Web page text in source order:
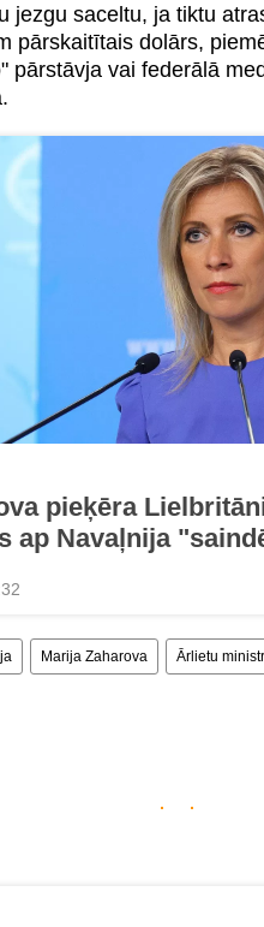
jezgu saceltu, ja tiktu
pārskaitītais dolārs,
pārstāvja vai federālā
pieķēra
ap Navaļnija
Marija Zaharova Ārlietu